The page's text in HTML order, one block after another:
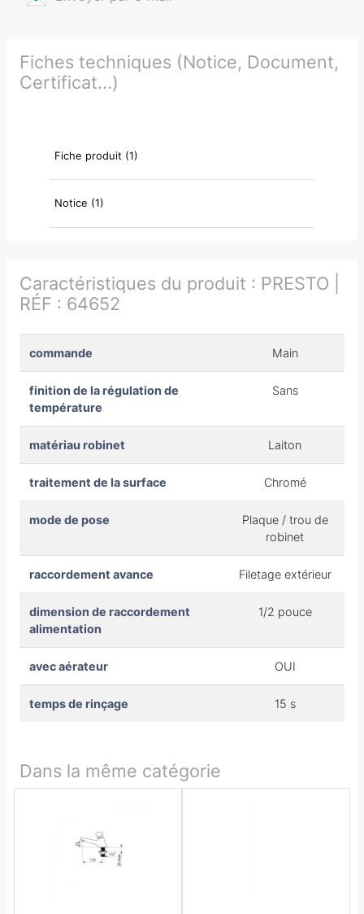
Fiches techniques (Notice, Document,
Certificat...)
Fiche produit (1)
Notice (1)
Caractéristiques du produit : PRESTO |
RÉF : 64652
commande Main
finition de la régulation de
température
Sans
matériau robinet Laiton
traitement de la surface Chromé
mode de pose
Plaque / trou de
robinet
raccordement avance Filetage extérieur
dimension de raccordement
alimentation
1/2 pouce
avec aérateur OUI
temps de rinçage 15 s
Dans la même catégorie